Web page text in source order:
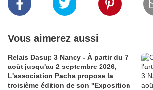
Vous aimerez aussi
Relais Dasup 3 Nancy - À partir du 7
août jusqu'au 2 septembre 2026,
L'association Pacha propose la
troisième édition de son ''Exposition